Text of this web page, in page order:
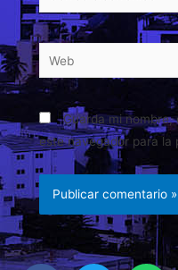
Guarda mi
este navegador para la